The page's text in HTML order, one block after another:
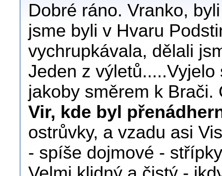
Dobré ráno. Vranko,
jsme byli v Hvaru
vychrupkávala, dělali
Jeden z
jakoby směrem k
Vir, kde byl
ostrůvky, a vzadu asi
- spíše dojmové -